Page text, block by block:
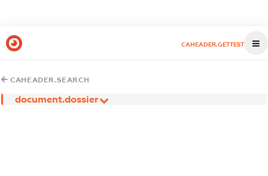
CAHEADER.GETTEST
CAHEADER.SEARCH
document.dossier